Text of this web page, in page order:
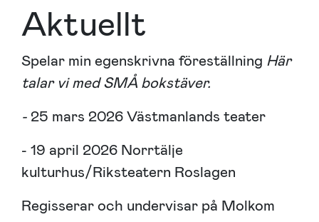
Aktuellt
Spelar min egenskrivna föreställning Här
talar vi med SMÅ bokstäver.
-25 mars 2026 Västmanlands teater
- 19 april 2026 Norrtälje
kulturhus/Riksteatern Roslagen
Regisserar och undervisar på Molkom